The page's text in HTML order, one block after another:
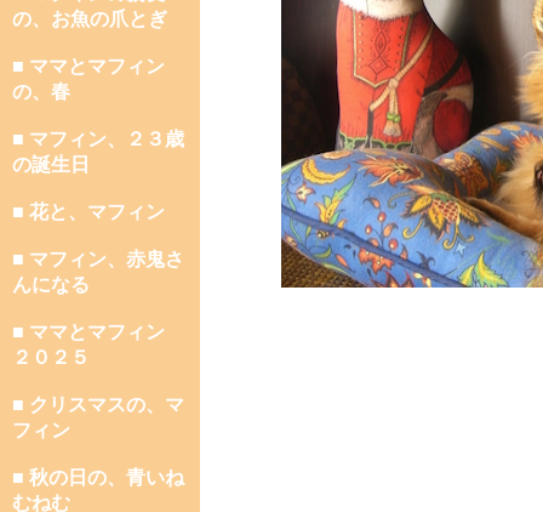
の、お魚の爪とぎ
■ ママとマフィン
の、春
■ マフィン、２３歳
の誕生日
■ 花と、マフィン
■ マフィン、赤鬼さ
んになる
■ ママとマフィン
２０２５
■ クリスマスの、マ
フィン
■ 秋の日の、青いね
むねむ